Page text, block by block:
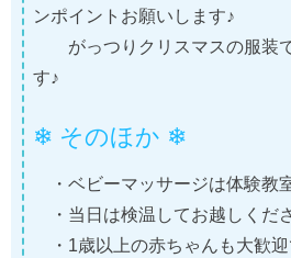
ンポイントお願いします♪
がっつりクリスマスの服装
す♪
❄ そのほか ❄
・ベビーマッサージは体験教
・当日は検温してお越しくだ
・1歳以上の赤ちゃんも大歓迎